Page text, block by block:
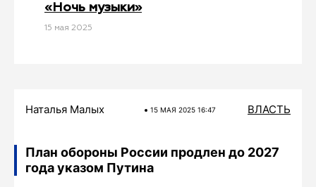
«Ночь музыки»
15 мая 2025
Наталья Малых 15 МАЯ 2025 16:47 ВЛАСТЬ
План обороны России продлен до 2027
года указом Путина